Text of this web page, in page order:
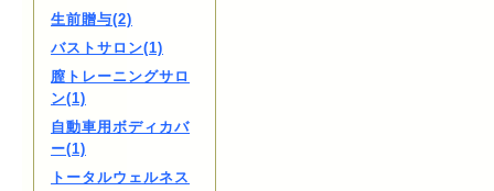
生前贈与(2)
バストサロン(1)
膣トレーニングサロ
ン(1)
自動車用ボディカバ
ー(1)
トータルウェルネス